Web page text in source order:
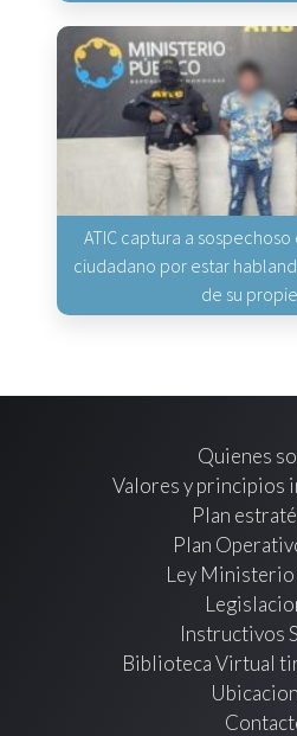
ATIC captura a
ciudadano por estar
de su
Quienes
Valores y principios
Plan
Plan
Ley
Instructivos
Biblioteca Virtual